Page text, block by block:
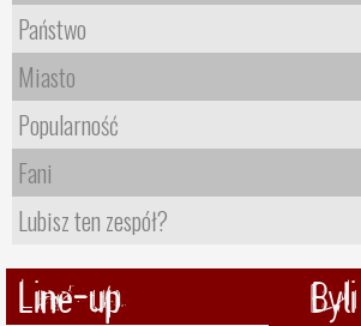
Państwo
Miasto
Popularność
Fani
Lubisz ten zespół?
Line-up